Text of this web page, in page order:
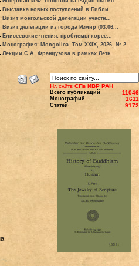
Выставка новых поступлений в Библи...
Визит монгольской делегации участн...
Визит делегации из города Измир (03.06...
Елисеевские чтения: проблемы корее...
Монография: Mongolica. Том XXIX, 2026, № 2
Лекции С.А. Французова в рамках Летн...
На сайте СПб ИВР РАН
Всего публикаций 11046
Монографий 1611
Статей 9172